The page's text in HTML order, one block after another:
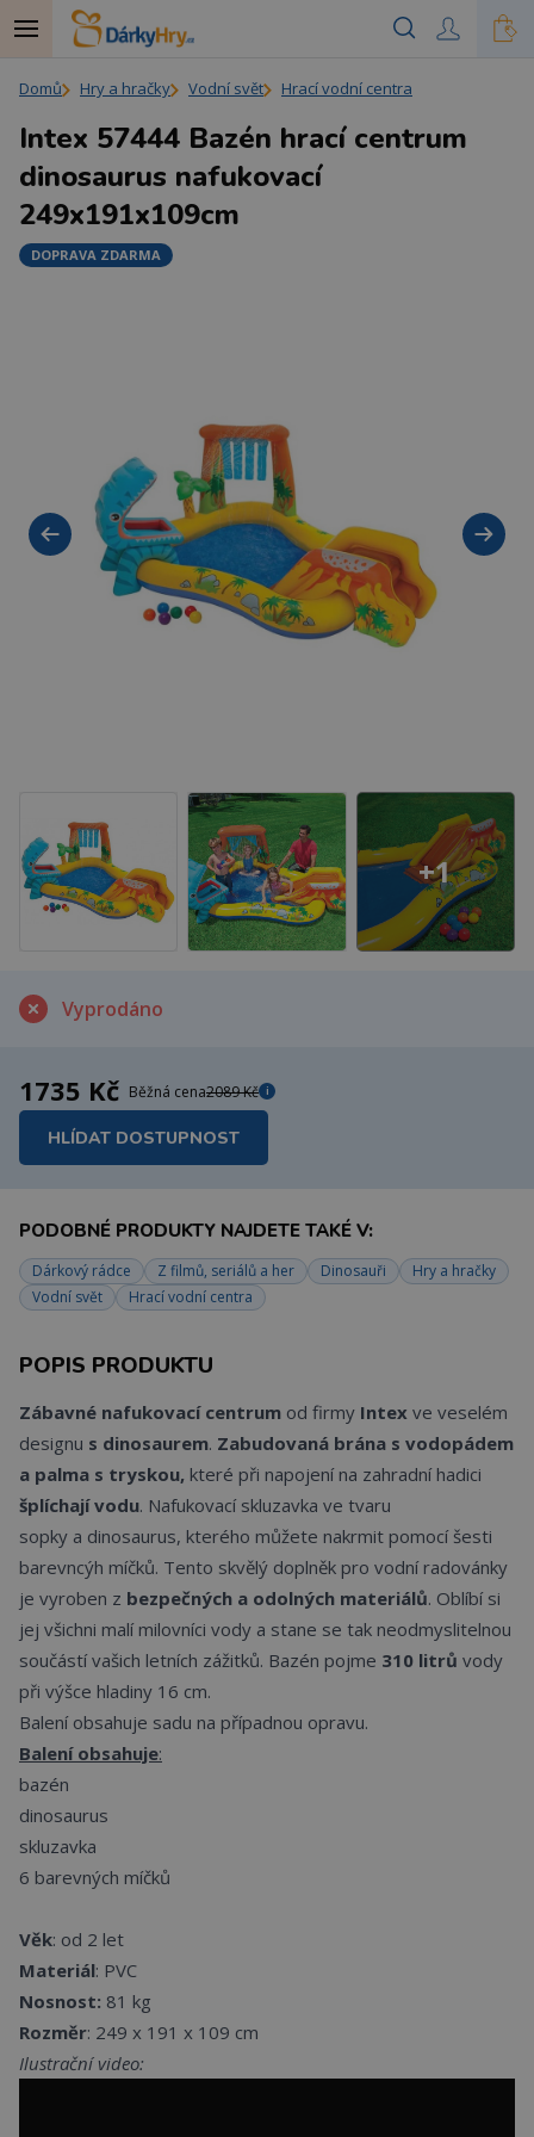
Domů Hry a hračky Vodní svět Hrací vodní centra
Vyprodáno
1735 Kč Běžná cena2089 Kč i
HLÍDAT DOSTUPNOST
PODOBNÉ PRODUKTY NAJDETE TAKÉ V:
Dárkový rádce Z filmů, seriálů a her Dinosauři
Hry a hračky
Vodní svět
Hrací vodní centra
Intex 57444 Bazén hrací centrum
dinosaurus nafukovací
249x191x109cm
DOPRAVA ZDARMA
+1
POPIS PRODUKTU
Zábavné nafukovací centrum od firmy Intex ve veselém
designu s dinosaurem. Zabudovaná brána s vodopádem
a palma s tryskou, které při napojení na zahradní hadici
šplíchají vodu. Nafukovací skluzavka ve tvaru
sopky a dinosaurus, kterého můžete nakrmit pomocí šesti
barevncýh míčků. Tento skvělý doplněk pro vodní radovánky
je vyroben z bezpečných a odolných materiálů. Oblíbí si
jej všichni malí milovníci vody a stane se tak neodmyslitelnou
součástí vašich letních zážitků. Bazén pojme 310 litrů vody
při výšce hladiny 16 cm.
Balení obsahuje sadu na případnou opravu.
Balení obsahuje:
bazén
dinosaurus
skluzavka
6 barevných míčků
Věk: od 2 let
Materiál: PVC
Nosnost: 81 kg
Rozměr: 249 x 191 x 109 cm
Ilustrační video: